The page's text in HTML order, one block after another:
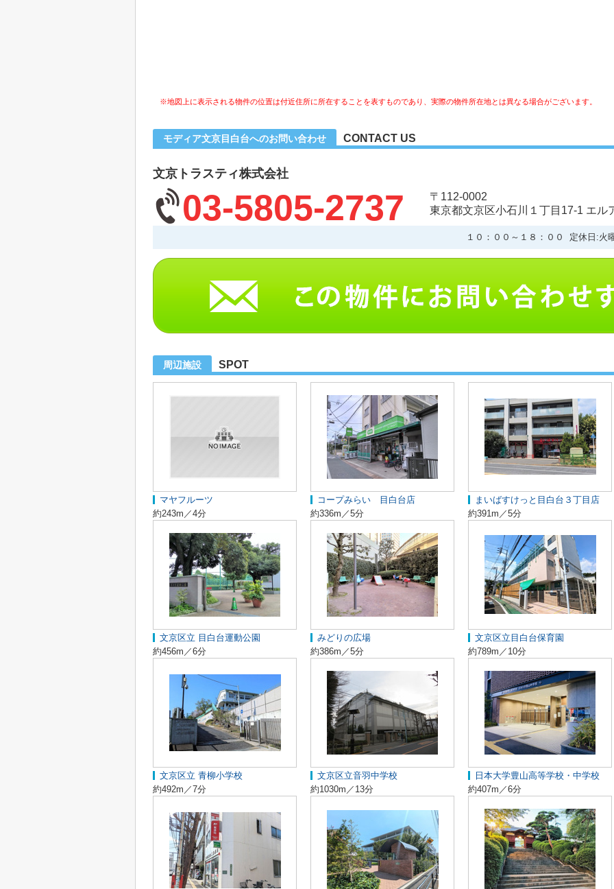
※地図上に表示される物件の位置は付近住所に所在することを表すものであり、実際の物件所在地とは異なる場合がございます。
モディア文京目白台へのお問い合わせ CONTACT US
文京トラスティ株式会社
03-5805-2737
〒112-0002
東京都文京区小石川１丁目17-1 エル
１０：００～１８：００ 定休日:火
周辺施設 SPOT
マヤフルーツ
約243m／4分
コープみらい 目白台店
約336m／5分
まいばすけっと目白台３丁目店
約391m／5分
文京区立 目白台運動公園
約456m／6分
みどりの広場
約386m／5分
文京区立目白台保育園
約789m／10分
文京区立 青柳小学校
約492m／7分
文京区立音羽中学校
約1030m／13分
日本大学豊山高等学校・中学校
約407m／6分